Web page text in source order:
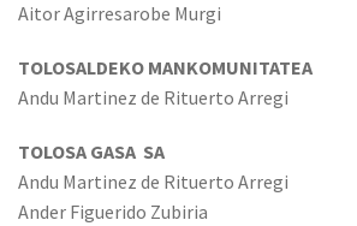
Aitor Agirresarobe Murgi
TOLOSALDEKO MANKOMUNITATEA
Andu Martinez de Rituerto Arregi
TOLOSA GASA SA
Andu Martinez de Rituerto Arregi
Ander Figuerido Zubiria